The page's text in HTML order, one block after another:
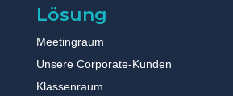
Lösung
Meetingraum
Unsere Corporate-Kunden
Klassenraum